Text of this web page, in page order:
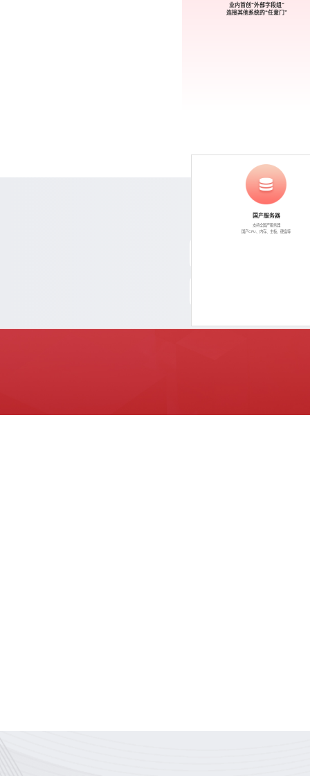
业内首创“外部字段组”
连接其他系统的“任意门”
国产服务器
支持全国产服务器
国产CPU、内存、主板、硬盘等